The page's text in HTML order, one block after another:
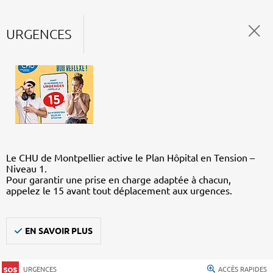
URGENCES
Le CHU de Montpellier active le Plan Hôpital en Tension –
Niveau 1.
Pour garantir une prise en charge adaptée à chacun,
appelez le 15 avant tout déplacement aux urgences.
EN SAVOIR PLUS
URGENCES ACCÈS RAPIDES